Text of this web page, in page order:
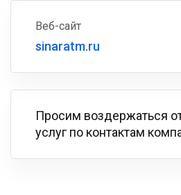
Веб-сайт
sinaratm.ru
Просим воздержаться
услуг по контактам